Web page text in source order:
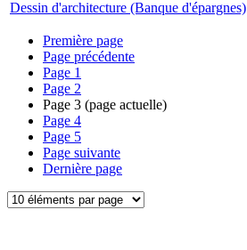
Dessin d'architecture (Banque d'épargnes)
Première page
Page précédente
Page 1
Page 2
Page 3 (page actuelle)
Page 4
Page 5
Page suivante
Dernière page